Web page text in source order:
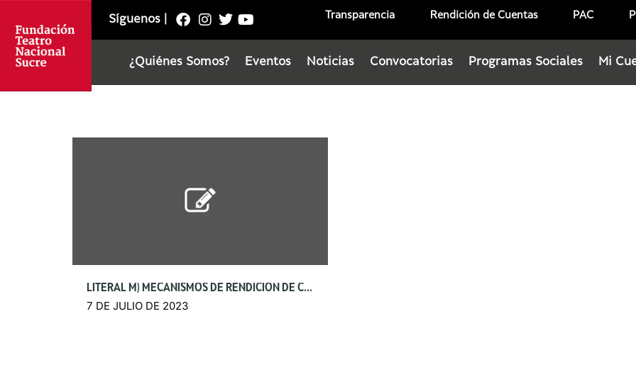
Síguenos Transparencia Rendición de Cuentas PAC
¿Quiénes Somos? Eventos Noticias Convocatorias Programas Sociales Mi
LITERAL M) MECANISMOS DE RENDICIÓN DE CUENTAS
7 DE JULIO DE 2023